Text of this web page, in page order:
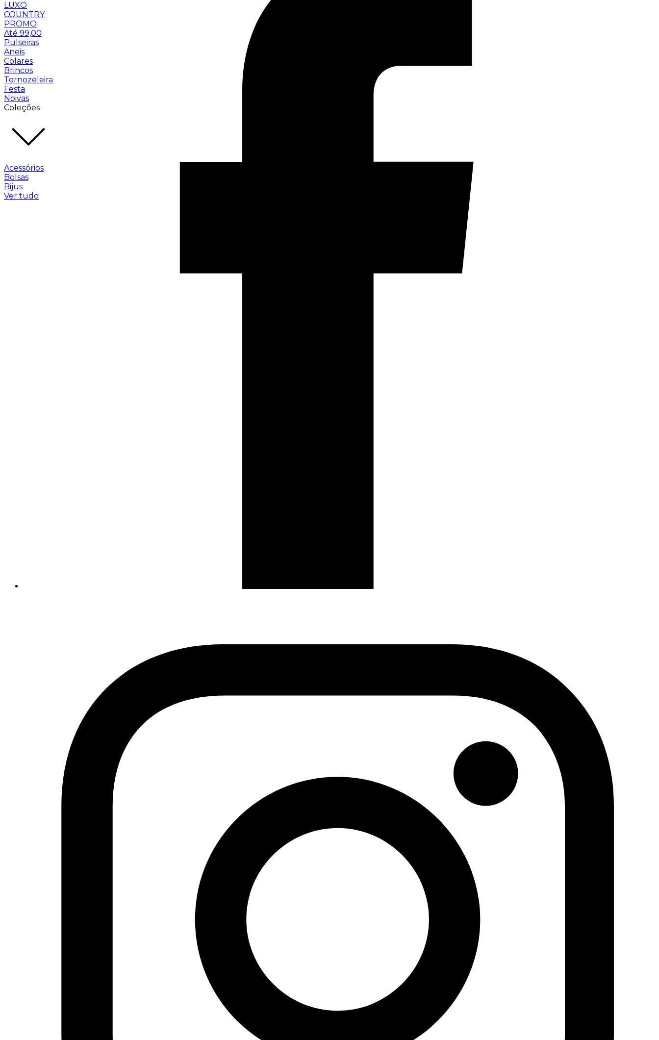
LUXO
COUNTRY
PROMO
Até 99,00
Pulseiras
Aneis
Colares
Brincos
Tornozeleira
Festa
Noivas
Coleções
Acessórios
Bolsas
Bijus
Ver tudo